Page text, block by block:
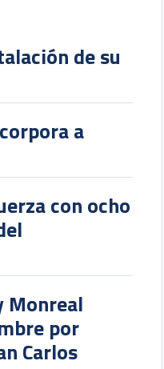
de su
a
con ocho
Monreal
por
Carlos